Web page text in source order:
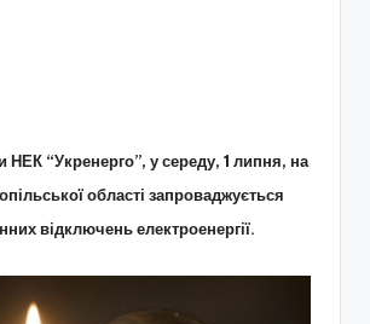
НЕК “Укренерго”, у середу, 1 липня, на
області запроваджується
відключень електроенергії.